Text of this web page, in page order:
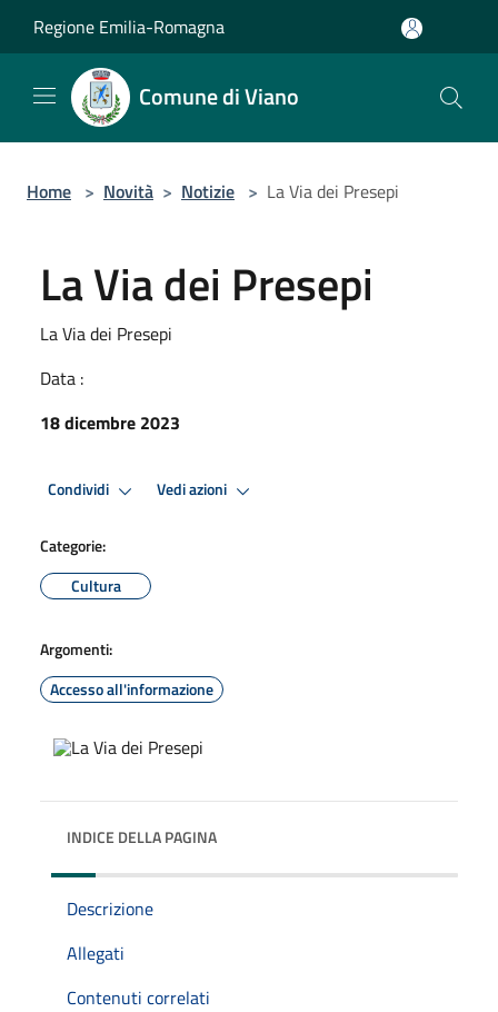
Regione Emilia-Romagna
Comune di Viano
Home > Novità > Notizie > La Via dei Presepi
La Via dei Presepi
La Via dei Presepi
Data :
18 dicembre 2023
Condividi Vedi azioni
Categorie:
Cultura
Argomenti:
Accesso all'informazione
INDICE DELLA PAGINA
Descrizione
Allegati
Contenuti correlati